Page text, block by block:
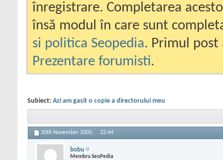
înregistrare. Completarea
însă modul în care sunt
si politica Seopedia. Primul
Prezentare forumisti.
Subiect: Azi am gasit o copie a directorului meu
20th November 2005, 22:44
bobu
Membru SeoPedia